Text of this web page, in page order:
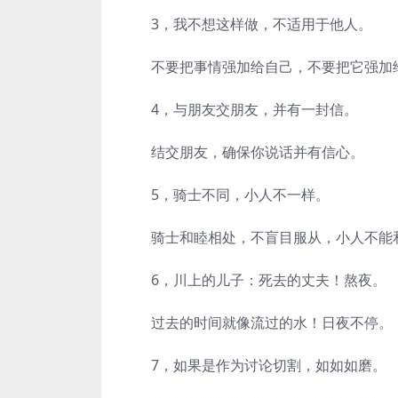
3，我不想这样做，不适用于他人。
不要把事情强加给自己，不要把它强加
4，与朋友交朋友，并有一封信。
结交朋友，确保你说话并有信心。
5，骑士不同，小人不一样。
骑士和睦相处，不盲目服从，小人不能
6，川上的儿子：死去的丈夫！熬夜。
过去的时间就像流过的水！日夜不停。
7，如果是作为讨论切割，如如如磨。